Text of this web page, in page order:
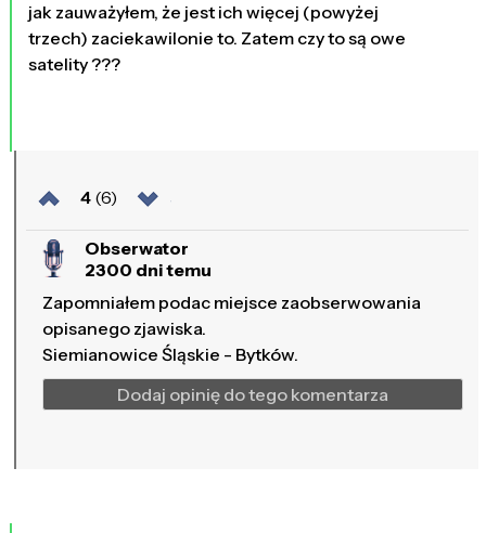
jak zauważyłem, że jest ich więcej (powyżej
trzech) zaciekawilonie to. Zatem czy to są owe
satelity ???
4(6)
Obserwator
2300 dni temu
Zapomniałem podac miejsce zaobserwowania
opisanego zjawiska.
Siemianowice Śląskie - Bytków.
Dodaj opinię do tego komentarza